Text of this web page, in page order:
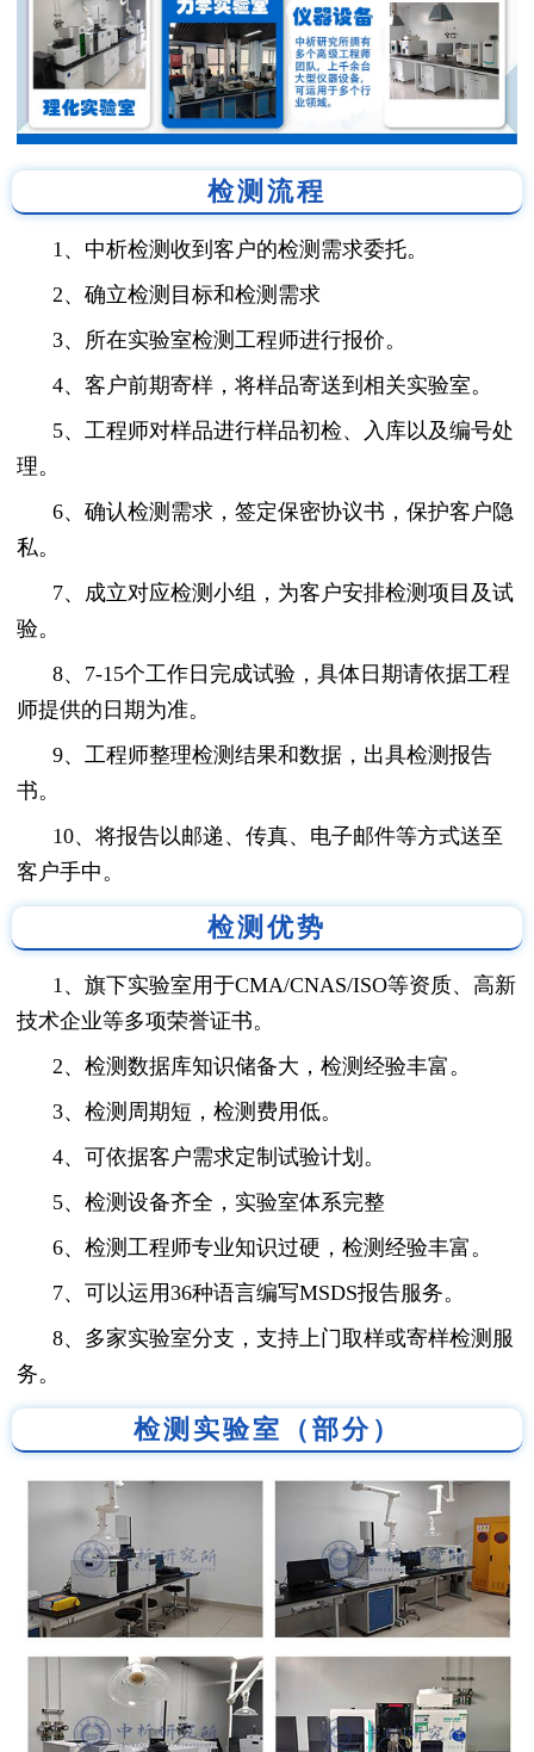
检测流程
1、中析检测收到客户的检测需求委托。
2、确立检测目标和检测需求
3、所在实验室检测工程师进行报价。
4、客户前期寄样，将样品寄送到相关实验室。
5、工程师对样品进行样品初检、入库以及编号处
理。
6、确认检测需求，签定保密协议书，保护客户隐
私。
7、成立对应检测小组，为客户安排检测项目及试
验。
8、7-15个工作日完成试验，具体日期请依据工程
师提供的日期为准。
9、工程师整理检测结果和数据，出具检测报告
书。
10、将报告以邮递、传真、电子邮件等方式送至
客户手中。
检测优势
1、旗下实验室用于CMA/CNAS/ISO等资质、高新
技术企业等多项荣誉证书。
2、检测数据库知识储备大，检测经验丰富。
3、检测周期短，检测费用低。
4、可依据客户需求定制试验计划。
5、检测设备齐全，实验室体系完整
6、检测工程师专业知识过硬，检测经验丰富。
7、可以运用36种语言编写MSDS报告服务。
8、多家实验室分支，支持上门取样或寄样检测服
务。
检测实验室（部分）